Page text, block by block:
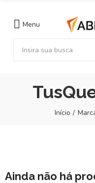
Menu
Início
Ainda não há